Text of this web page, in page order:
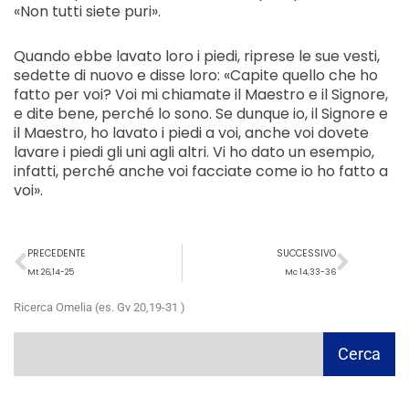
«Non tutti siete puri».
Quando ebbe lavato loro i piedi, riprese le sue vesti,
sedette di nuovo e disse loro: «Capite quello che ho
fatto per voi? Voi mi chiamate il Maestro e il Signore,
e dite bene, perché lo sono. Se dunque io, il Signore e
il Maestro, ho lavato i piedi a voi, anche voi dovete
lavare i piedi gli uni agli altri. Vi ho dato un esempio,
infatti, perché anche voi facciate come io ho fatto a
voi».
Precedente
PRECEDENTE
Mt 26,14-25
SUCCESSIVO
Mc 14,33-36
Ricerca Omelia (es. Gv 20,19-31 )
Cerca